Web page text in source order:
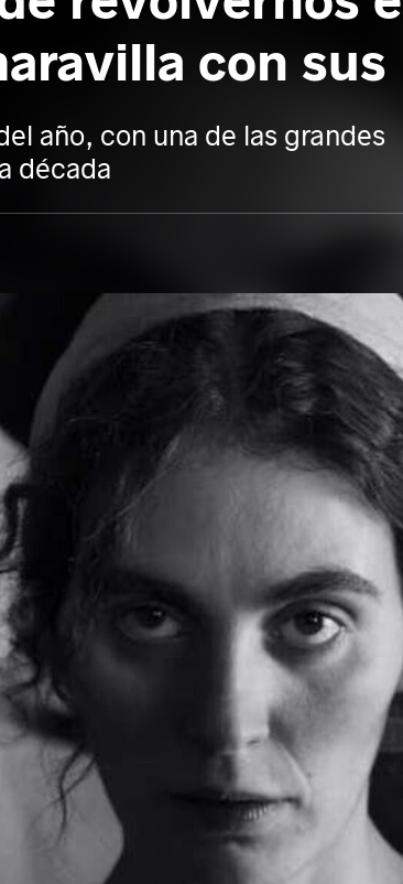
con sus
año, con una de las grandes
década